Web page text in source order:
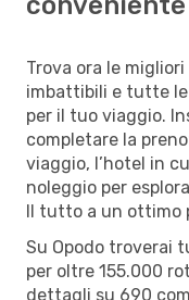
Trova ora le
imbattibili e tutte
per il tuo viaggio.
completare la
viaggio, l’hotel in
noleggio per
Il tutto a un ottimo
Su Opodo troverai
per oltre 155.000
dettagli su 690